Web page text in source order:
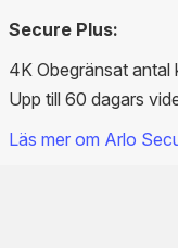
Secure Plus:
4K Obegränsat antal
Upp till 60 dagars
Läs mer om Arlo